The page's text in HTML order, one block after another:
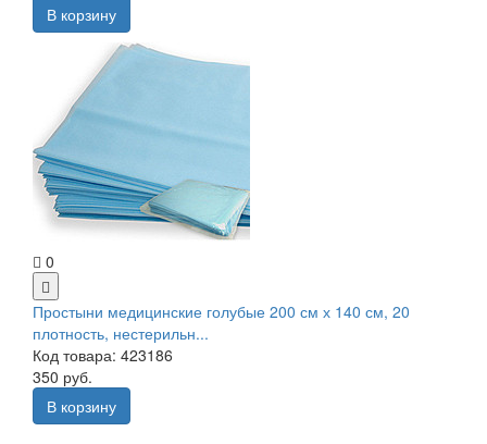
В корзину
0
Простыни медицинские голубые 200 см х 140 см, 20
плотность, нестерильн...
Код товара: 423186
350 руб.
В корзину